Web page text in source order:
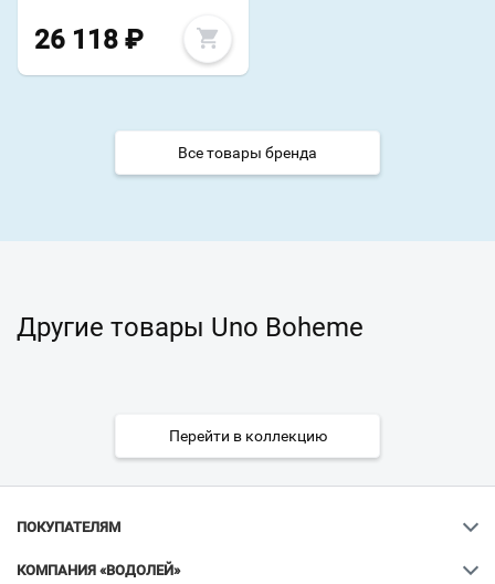
26 118 ₽
Все товары бренда
Другие товары Uno Boheme
Перейти в коллекцию
ПОКУПАТЕЛЯМ
КОМПАНИЯ «ВОДОЛЕЙ»